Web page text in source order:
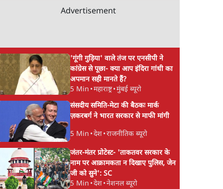
दवाएँ
देश में एमपॉक्स का पहला
केस आया; केंद्र बोला- लोगों
को ख़तरा नहीं
पड़ोसी पाकिस्तान में
Mpox वायरस, जानें
घातक
Advertisement
'गूंगी गुड़िया' वाले तंज पर एनसीपी ने
कांग्रेस से पूछा- क्या आप इंदिरा गांधी का
अपमान सही मानते हैं?
5 Min •महाराष्ट्र•मुंबई ब्यूरो
संसदीय समिति-मेटा की बैठकः मार्क
ज़करबर्ग ने भारत सरकार से माफी मांगी
5 Min •देश•राजनीतिक ब्यूरो
जंतर-मंतर प्रोटेस्ट- 'ताकतवर सरकार के
नाम पर आक्रामकता न दिखाए पुलिस, जेन
जी को सुने': SC
5 Min •देश•नेशनल ब्यूरो